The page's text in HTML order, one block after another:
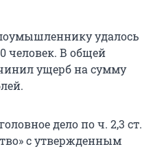
удалось
человек. В общей
ущерб на сумму
дело по ч. 2,3 ст.
с утвержденным